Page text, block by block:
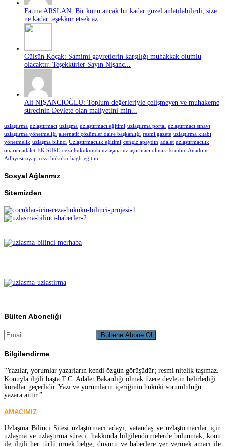
Fatma ARSLAN: Bir konu ancak bu kadar güzel anlatılabilirdi, size
ne kadar teşekkür etsek az.....
Gülsün Koçak: Samimi gayretlerin karşılığı muhakkak olumlu
olacaktır. Teşekkürler Sayın Nişanc...
Ali NİŞANCIOĞLU: Toplum değerleriyle çelişmeyen ve muhakeme
sürecinin Devlete olan maliyetini min...
uzlaştırma uzlaştırmacı uzlaşma uzlaştırmacı eğitimi uzlaştırma portal uzlaştırmacı sınavı
uzlaştırma yönetmeliği alternatif çözümler daire başkanlığı resmi gazete uzlaştırma kitabı
yönetmelik uzlaşma bilinci Uzlaştırmacılık eğitimi cengiz apaydın adalet uzlaştırmacılık
onarıcı adalet EK SÜRE ceza hukukunda uzlaşma uzlaştırmacı olmak İstanbul Anadolu
Adliyesi uyap ceza hukuku hagb eğitim
Sosyal Ağlarımız
Sitemizden
Bülten Aboneliği
Bilgilendirme
“Yazılar, yorumlar yazarların kendi özgün görüşüdür; resmi nitelik taşımaz.
Konuyla ilgili başta T.C. Adalet Bakanlığı olmak üzere devletin belirlediği
kurallar geçerlidir. Yazı ve yorumların içeriğinin hukuki sorumluluğu
yazara aittir.”
AMACIMIZ
Uzlaşma Bilinci Sitesi uzlaştırmacı adayı, vatandaş ve uzlaştırmacılar için
uzlaşma ve uzlaştırma süreci hakkında bilgilendirmelerde bulunmak, konu
ile ilgili her türlü örnek belge, duyuru ve haberlere yer vermek amacı ile